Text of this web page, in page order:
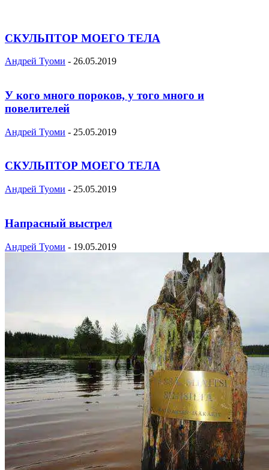
СКУЛЬПТОР МОЕГО ТЕЛА
Андрей Туоми - 26.05.2019
У кого много пороков, у того много и
повелителей
Андрей Туоми - 25.05.2019
СКУЛЬПТОР МОЕГО ТЕЛА
Андрей Туоми - 25.05.2019
Напрасный выстрел
Андрей Туоми - 19.05.2019